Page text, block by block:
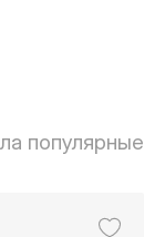
популярные